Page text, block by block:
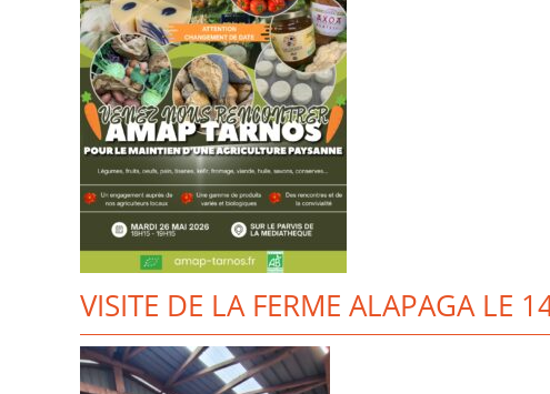
VISITE DE LA FERME ALAPAGA LE